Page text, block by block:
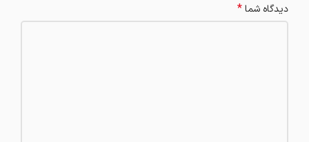
دیدگاه شما*